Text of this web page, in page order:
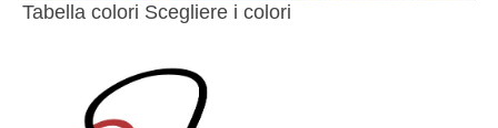
Tabella colori Scegliere i colori